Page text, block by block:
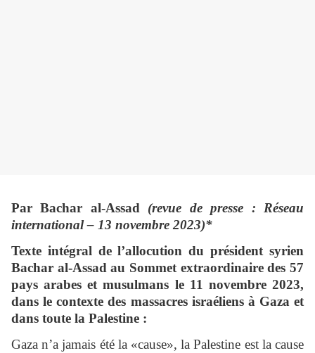
Par Bachar al-Assad (revue de presse : Réseau
international – 13 novembre 2023)*
Texte intégral de l’allocution du président syrien
Bachar al-Assad au Sommet extraordinaire des 57
pays arabes et musulmans le 11 novembre 2023,
dans le contexte des massacres israéliens à Gaza et
dans toute la Palestine :
Gaza n’a jamais été la «cause», la Palestine est la cause